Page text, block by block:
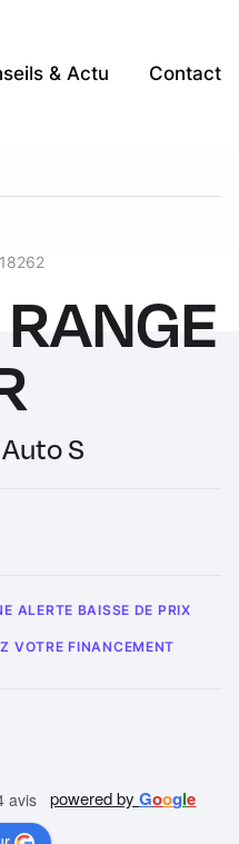
& Actu Contact
Copy
Link
Share
S
ALERTE BAISSE DE PRIX
VOTRE FINANCEMENT
avis powered byGoogle